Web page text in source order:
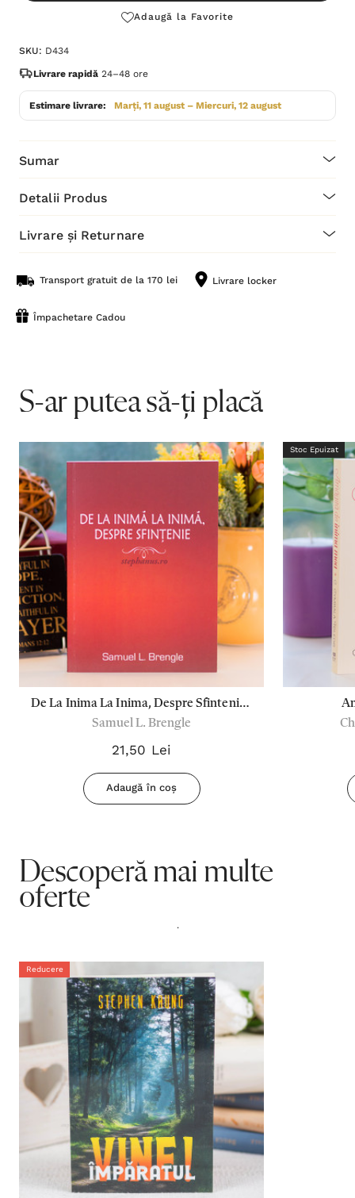
Adaugă la Favorite
SKU: D434
Livrare rapidă 24–48 ore
Estimare livrare: Marți, 11 august – Miercuri, 12 august
Sumar
Detalii Produs
Livrare și Returnare
Transport gratuit de la 170 lei Livrare locker
Împachetare Cadou
S-ar putea să-ți placă
De La Inima La Inima, Despre Sfintenie -
Brengle
Samuel L. Brengle
21,50 Lei
Adaugă în coș
Stoc Epuizat
Descoperă mai multe
oferte
.
Reducere